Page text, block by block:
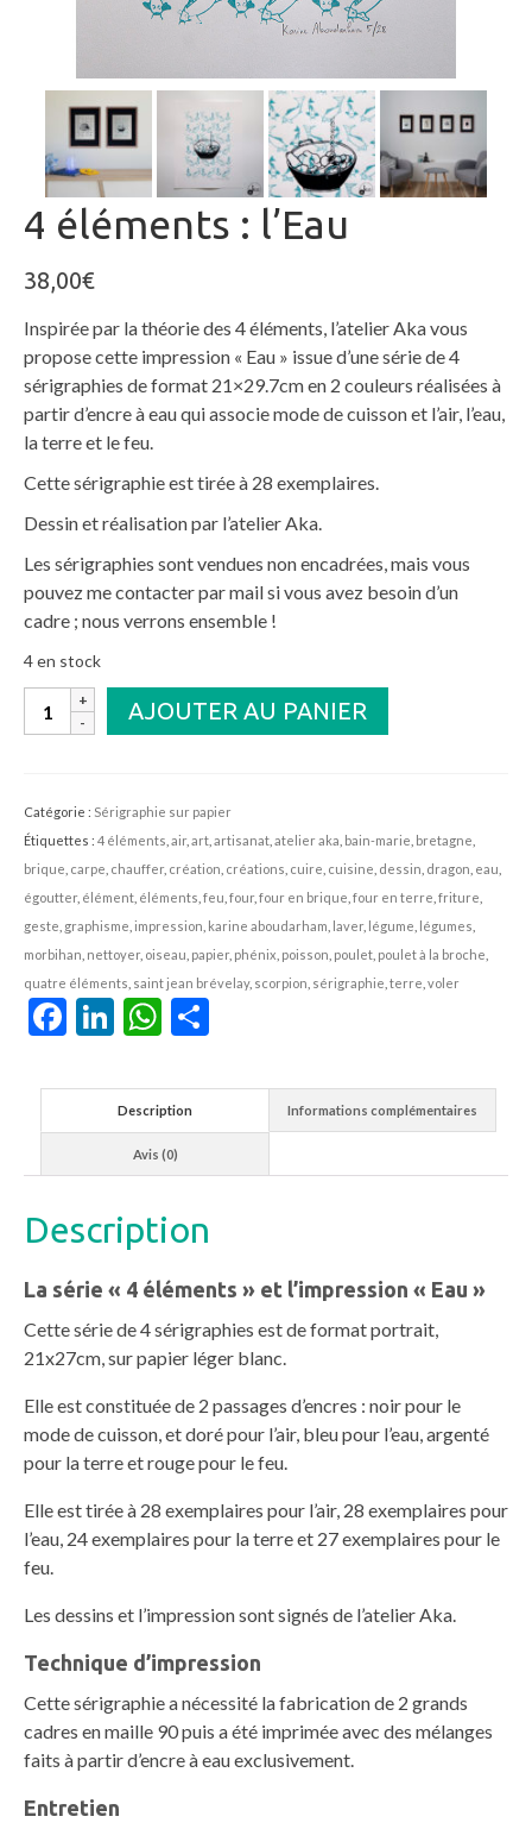
4 éléments : l’Eau
38,00€
Inspirée par la théorie des 4 éléments, l’atelier Aka vous
propose cette impression « Eau » issue d’une série de 4
sérigraphies de format 21×29.7cm en 2 couleurs réalisées à
partir d’encre à eau qui associe mode de cuisson et l’air, l’eau,
la terre et le feu.
Cette sérigraphie est tirée à 28 exemplaires.
Dessin et réalisation par l’atelier Aka.
Les sérigraphies sont vendues non encadrées, mais vous
pouvez me contacter par mail si vous avez besoin d’un
cadre ; nous verrons ensemble !
4 en stock
quantité
de
:
l'Eau
AJOUTER AU PANIER
Catégorie : Sérigraphie sur papier
Étiquettes : 4 éléments air, art artisanat atelier aka bain-marie bretagne
brique carpe chauffer, création créations cuire cuisine dessin dragon eau
égoutter, élément éléments feu four, four en brique four en terre friture
geste graphisme impression karine aboudarham laver, légume légumes
morbihan nettoyer, oiseau papier, phénix poisson poulet poulet à la broche
quatre éléments saint jean brévelay, scorpion sérigraphie terre voler
Facebook
LinkedIn
WhatsApp
Description Informations complémentaires
Avis (0)
Description
La série « 4 éléments » et l’impression « Eau »
Cette série de 4 sérigraphies est de format portrait,
21x27cm, sur papier léger blanc.
Elle est constituée de 2 passages d’encres : noir pour le
mode de cuisson, et doré pour l’air, bleu pour l’eau, argenté
pour la terre et rouge pour le feu.
Elle est tirée à 28 exemplaires pour l’air, 28 exemplaires pour
l’eau, 24 exemplaires pour la terre et 27 exemplaires pour le
feu.
Les dessins et l’impression sont signés de l’atelier Aka.
Technique d’impression
Cette sérigraphie a nécessité la fabrication de 2 grands
cadres en maille 90 puis a été imprimée avec des mélanges
faits à partir d’encre à eau exclusivement.
Entretien